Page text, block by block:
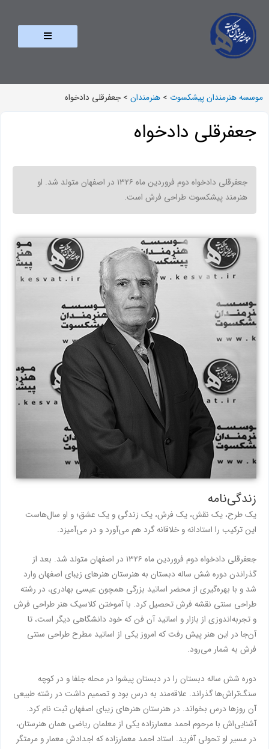
موسسه هنرمندان پیشکسوت > هنرمندان >جعفرقلی دادخواه
جعفرقلی دادخواه
جعفرقلی دادخواه دوم فروردین ماه ۱۳۲۶ در اصفهان متولد شد. او
هنرمند پیشکسوت طراحی فرش است.
زندگی‌نامه
یک طرح، یک نقش، یک فرش، یک زندگی و یک عشق؛ و او سال‌هاست
این ترکیب را استادانه و خلاقانه گرد هم می‌آورد و در می‌آمیزد.
جعفرقلی دادخواه دوم فروردین ماه ۱۳۲۶ در اصفهان متولد شد. بعد از
گذراندن دوره شش ساله دبستان به هنرستان هنرهای زیبای اصفهان وارد
شد و با بهره‌گیری از محضر اساتید بزرگی همچون عیسی بهادری، در رشته
طراحی سنتی نقشه فرش تحصیل کرد. با آموختن کلاسیک هنر طراحی فرش
و تجربه‌اندوزی از بازار و اساتید آن فن که خود دانشگاهی دیگر است، تا
آن‌جا در این هنر پیش رفت که امروز یکی از اساتید مطرح طراحی سنتی
فرش به شمار می‌رود.
دوره شش ساله دبستان را در دبستان پیشوا در محله جلفا و در کوچه
سنگ‌تراش‌ها گذراند. علاقه‌مند به درس بود و تصمیم داشت در رشته طبیعی
آن روزها درس بخواند. در هنرستان هنرهای زیبای اصفهان ثبت نام کرد.
آشنایی‌اش با مرحوم احمد معمارزاده یکی از معلمان ریاضی همان هنرستان،
در مسیر او تحولی آفرید. استاد احمد معمارزاده که اجدادش معمار و مرمتگر